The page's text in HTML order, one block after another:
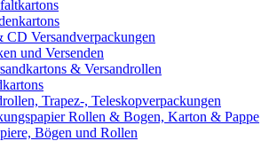
Versandverpackungen
und Versenden
& Versandrollen
Trapez-, Teleskopverpackungen
Rollen & Bogen, Karton & Pappe
Bögen und Rollen